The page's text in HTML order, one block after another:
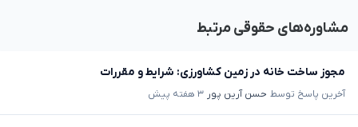
مشاوره‌های حقوقی مرتبط
مجوز ساخت خانه در زمین کشاورزی: شرایط و مقررات
آخرین پاسخ توسط حسن آرین پور ۳ هفته پیش